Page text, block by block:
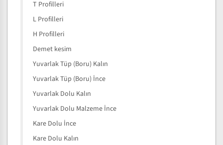
T Profilleri
L Profilleri
H Profilleri
Demet kesim
Yuvarlak Tüp (Boru) Kalın
Yuvarlak Tüp (Boru) İnce
Yuvarlak Dolu Kalın
Yuvarlak Dolu Malzeme İnce
Kare Dolu İnce
Kare Dolu Kalın